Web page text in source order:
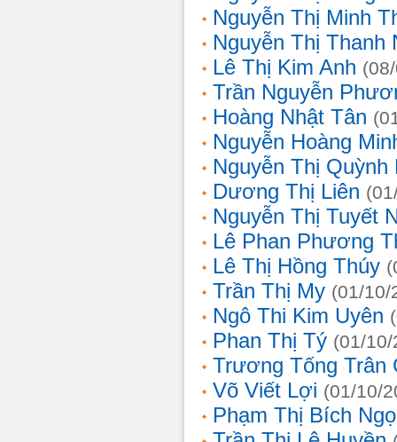
Nguyễn Thị Minh
Nguyễn Thị Thanh
Lê Thị Kim Anh
Trần Nguyễn
Hoàng Nhật Tân
Nguyễn Hoàng
Nguyễn Thị Quỳnh
Dương Thị Liên
Nguyễn Thị Tuyết
Lê Phan Phương
Lê Thị Hồng Thúy
Trần Thị My (01/10/
Ngô Thi Kim Uyên
Phan Thị Tý (01/
Trương Tống Trân
Võ Viết Lợi (01/10/
Phạm Thị Bích